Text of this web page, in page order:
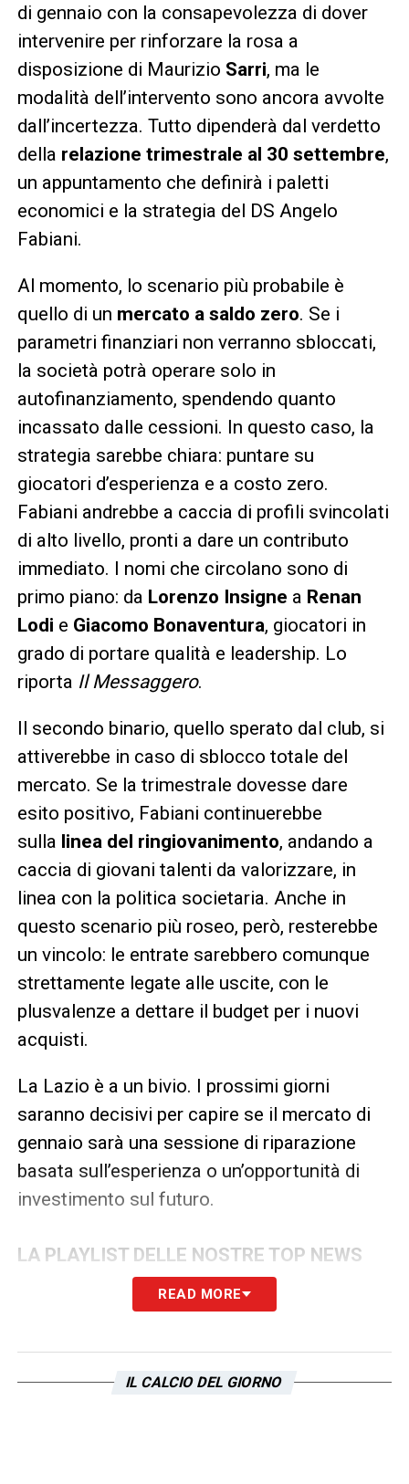
di gennaio con la consapevolezza di dover
intervenire per rinforzare la rosa a
disposizione di Maurizio Sarri, ma le
modalità dell’intervento sono ancora avvolte
dall’incertezza. Tutto dipenderà dal verdetto
della relazione trimestrale al 30 settembre,
un appuntamento che definirà i paletti
economici e la strategia del DS Angelo
Fabiani.
Al momento, lo scenario più probabile è
quello di un mercato a saldo zero. Se i
parametri finanziari non verranno sbloccati,
la società potrà operare solo in
autofinanziamento, spendendo quanto
incassato dalle cessioni. In questo caso, la
strategia sarebbe chiara: puntare su
giocatori d’esperienza e a costo zero.
Fabiani andrebbe a caccia di profili svincolati
di alto livello, pronti a dare un contributo
immediato. I nomi che circolano sono di
primo piano: da Lorenzo Insigne a Renan
Lodi e Giacomo Bonaventura, giocatori in
grado di portare qualità e leadership. Lo
riporta Il Messaggero.
Il secondo binario, quello sperato dal club, si
attiverebbe in caso di sblocco totale del
mercato. Se la trimestrale dovesse dare
esito positivo, Fabiani continuerebbe
sulla linea del ringiovanimento, andando a
caccia di giovani talenti da valorizzare, in
linea con la politica societaria. Anche in
questo scenario più roseo, però, resterebbe
un vincolo: le entrate sarebbero comunque
strettamente legate alle uscite, con le
plusvalenze a dettare il budget per i nuovi
acquisti.
La Lazio è a un bivio. I prossimi giorni
saranno decisivi per capire se il mercato di
gennaio sarà una sessione di riparazione
basata sull’esperienza o un’opportunità di
investimento sul futuro.
LA PLAYLIST DELLE NOSTRE TOP NEWS
READ MORE
IL CALCIO DEL GIORNO